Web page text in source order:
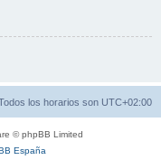
los horarios son UTC+02:00
© phpBB Limited
España